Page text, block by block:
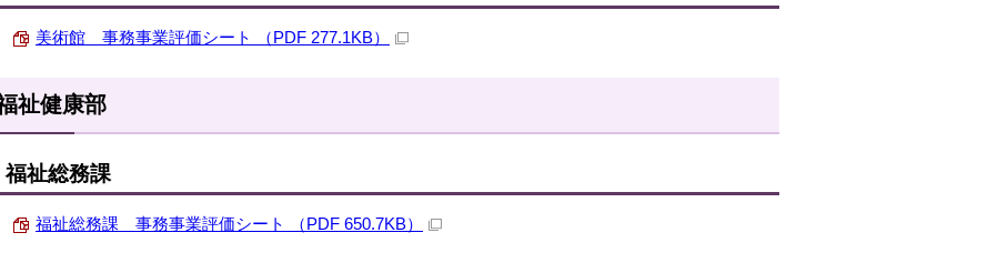
美術館 事務事業評価シート （PDF 277.1KB）
祉健康部
福祉総務課
福祉総務課 事務事業評価シート （PDF 650.7KB）